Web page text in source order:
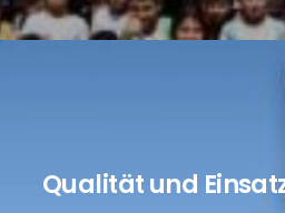
Qualität und